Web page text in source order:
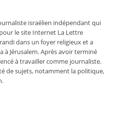
israélien indépendant qui
le site Internet La Lettre
dans un foyer religieux et a
à Jérusalem. Après avoir terminé
à travailler comme journaliste.
de sujets, notamment la politique,